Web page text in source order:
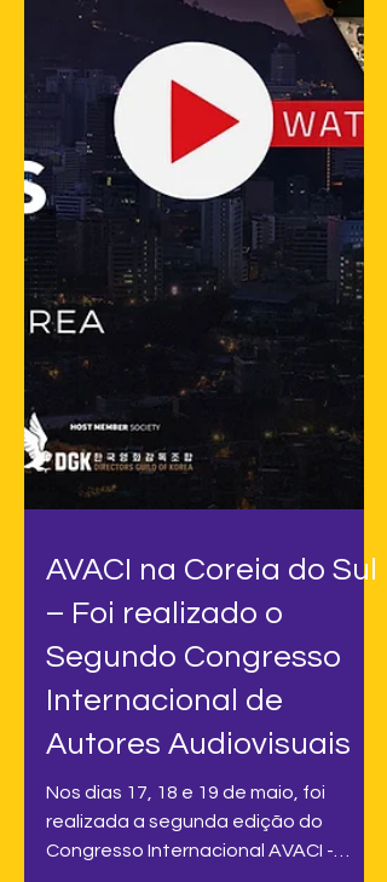
AVACI na Coreia do Sul
– Foi realizado o
Internacional de
Autores Audiovisuais